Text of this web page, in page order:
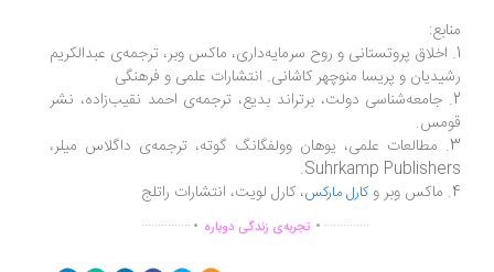
اخلاق پروتستانی و روح سرمایه‌داری، ماکس وبر، ترجمه‌ی عبدالکریم
و پریسا منوچهر کاشانی. انتشارات علمی و فرهنگی
جامعه‌شناسی دولت، برتراند بدیع، ترجمه‌ی احمد نقیب‌زاده، نشر
3. مطالعات علمی، یوهان وولفگانگ گوته، ترجمه‌ی داگلاس میلر،
Suhrkamp
کارل مارکس، کارل لویت، انتشارات راتلج
................تجربه‌ی زندگی دوباره ...............